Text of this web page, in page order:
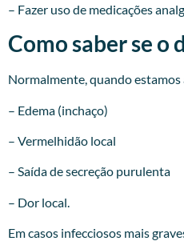
– Fazer uso de medicações
Como saber se o
Normalmente, quando estamos
– Edema (inchaço)
– Vermelhidão local
– Saída de secreção purulenta
– Dor local.
Em casos infecciosos mais